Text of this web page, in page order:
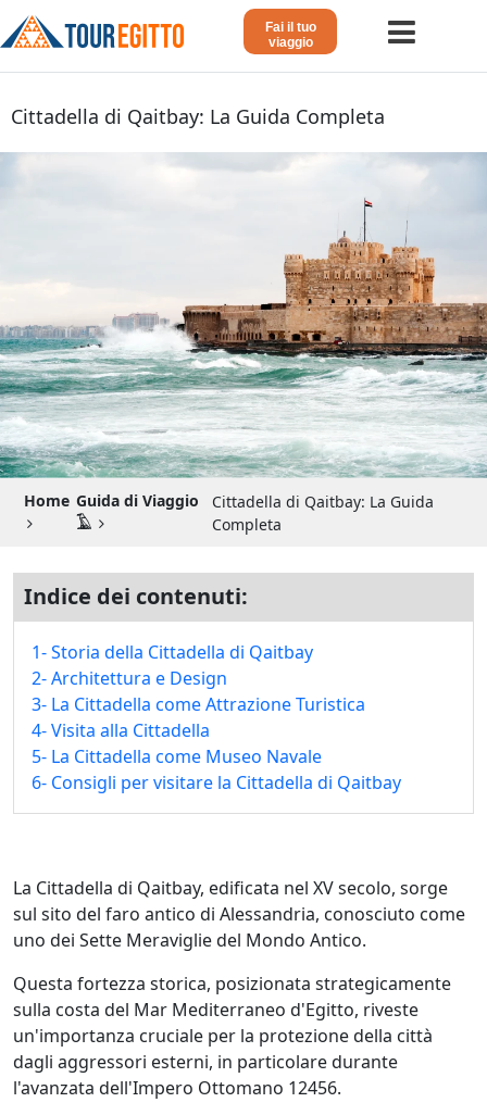
Fai il tuo
viaggio
Dahabeya Lusso
Egitto Agosto
Tour Giordania
Altri
Blog 𓁐
Guida di Viaggio 𓉔
Guida di Viaggio Giordania
Cittadella di Qaitbay: La Guida Completa
Home Guida di Viaggio
𓄿
Cittadella di Qaitbay: La Guida
Completa
Indice dei contenuti:
1- Storia della Cittadella di Qaitbay
2- Architettura e Design
3- La Cittadella come Attrazione Turistica
4- Visita alla Cittadella
5- La Cittadella come Museo Navale
6- Consigli per visitare la Cittadella di Qaitbay
La Cittadella di Qaitbay, edificata nel XV secolo, sorge
sul sito del faro antico di Alessandria, conosciuto come
uno dei Sette Meraviglie del Mondo Antico.
Questa fortezza storica, posizionata strategicamente
sulla costa del Mar Mediterraneo d'Egitto, riveste
un'importanza cruciale per la protezione della città
dagli aggressori esterni, in particolare durante
l'avanzata dell'Impero Ottomano 12456.